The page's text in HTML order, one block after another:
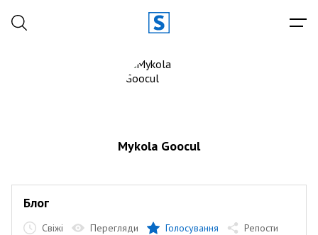
Mykola Goocul
Блог
Свіжі Перегляди Голосування Репости